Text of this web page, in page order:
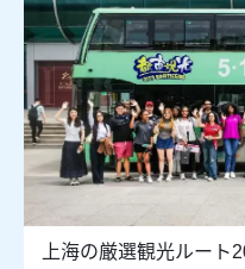
上海の厳選観光ルート